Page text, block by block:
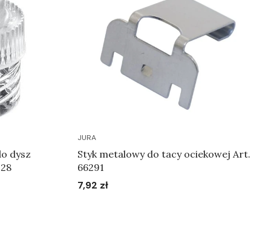
dysz
JURA
Styk metalowy do tacy ociekowej Art.
66291
Cena
7,92 zł